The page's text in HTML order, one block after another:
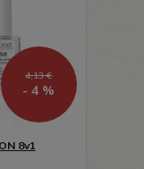
4,13 €
- 4 %
8v1